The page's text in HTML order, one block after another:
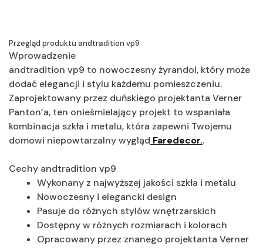
Przegląd produktu andtradition vp9
Wprowadzenie
andtradition vp9 to nowoczesny żyrandol, który może
dodać elegancji i stylu każdemu pomieszczeniu.
Zaprojektowany przez duńskiego projektanta Verner
Panton’a, ten onieśmielający projekt to wspaniała
kombinacja szkła i metalu, która zapewni Twojemu
domowi niepowtarzalny wygląd Faredecor..
Cechy andtradition vp9
Wykonany z najwyższej jakości szkła i metalu
Nowoczesny i elegancki design
Pasuje do różnych stylów wnętrzarskich
Dostępny w różnych rozmiarach i kolorach
Opracowany przez znanego projektanta Verner